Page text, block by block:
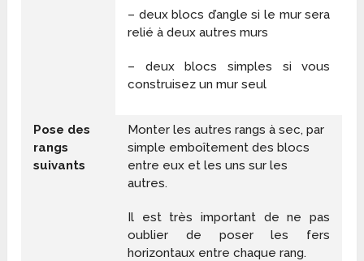
– deux blocs d’angle si le mur sera
relié à deux autres murs
– deux blocs simples si vous
construisez un mur seul
Pose des
rangs
suivants
Monter les autres rangs à sec, par
simple emboîtement des blocs
entre eux et les uns sur les
autres.
Il est très important de ne pas
oublier de poser les fers
horizontaux entre chaque rang.